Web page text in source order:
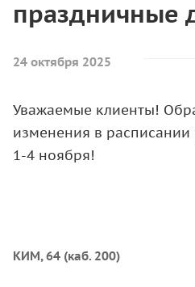
праздничные
24 октября 2025
Уважаемые клиенты!
изменения в
1-4 ноября!
КИМ, 64 (каб. 200)